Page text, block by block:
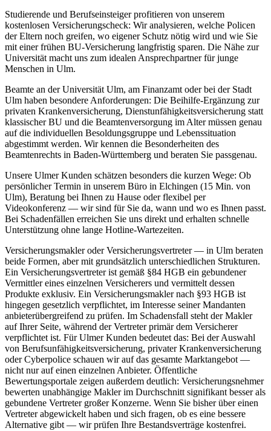
Studierende und Berufseinsteiger profitieren von unserem
kostenlosen Versicherungscheck: Wir analysieren, welche Policen
der Eltern noch greifen, wo eigener Schutz nötig wird und wie Sie
mit einer frühen BU-Versicherung langfristig sparen. Die Nähe zur
Universität macht uns zum idealen Ansprechpartner für junge
Menschen in Ulm.
Beamte an der Universität Ulm, am Finanzamt oder bei der Stadt
Ulm haben besondere Anforderungen: Die Beihilfe-Ergänzung zur
privaten Krankenversicherung, Dienstunfähigkeitsversicherung statt
klassischer BU und die Beamtenversorgung im Alter müssen genau
auf die individuellen Besoldungsgruppe und Lebenssituation
abgestimmt werden. Wir kennen die Besonderheiten des
Beamtenrechts in Baden-Württemberg und beraten Sie passgenau.
Unsere Ulmer Kunden schätzen besonders die kurzen Wege: Ob
persönlicher Termin in unserem Büro in Elchingen (15 Min. von
Ulm), Beratung bei Ihnen zu Hause oder flexibel per
Videokonferenz — wir sind für Sie da, wann und wo es Ihnen passt.
Bei Schadenfällen erreichen Sie uns direkt und erhalten schnelle
Unterstützung ohne lange Hotline-Wartezeiten.
Versicherungsmakler oder Versicherungsvertreter — in Ulm beraten
beide Formen, aber mit grundsätzlich unterschiedlichen Strukturen.
Ein Versicherungsvertreter ist gemäß §84 HGB ein gebundener
Vermittler eines einzelnen Versicherers und vermittelt dessen
Produkte exklusiv. Ein Versicherungsmakler nach §93 HGB ist
hingegen gesetzlich verpflichtet, im Interesse seiner Mandanten
anbieterübergreifend zu prüfen. Im Schadensfall steht der Makler
auf Ihrer Seite, während der Vertreter primär dem Versicherer
verpflichtet ist. Für Ulmer Kunden bedeutet das: Bei der Auswahl
von Berufsunfähigkeitsversicherung, privater Krankenversicherung
oder Cyberpolice schauen wir auf das gesamte Marktangebot —
nicht nur auf einen einzelnen Anbieter. Öffentliche
Bewertungsportale zeigen außerdem deutlich: Versicherungsnehmer
bewerten unabhängige Makler im Durchschnitt signifikant besser als
gebundene Vertreter großer Konzerne. Wenn Sie bisher über einen
Vertreter abgewickelt haben und sich fragen, ob es eine bessere
Alternative gibt — wir prüfen Ihre Bestandsverträge kostenfrei.